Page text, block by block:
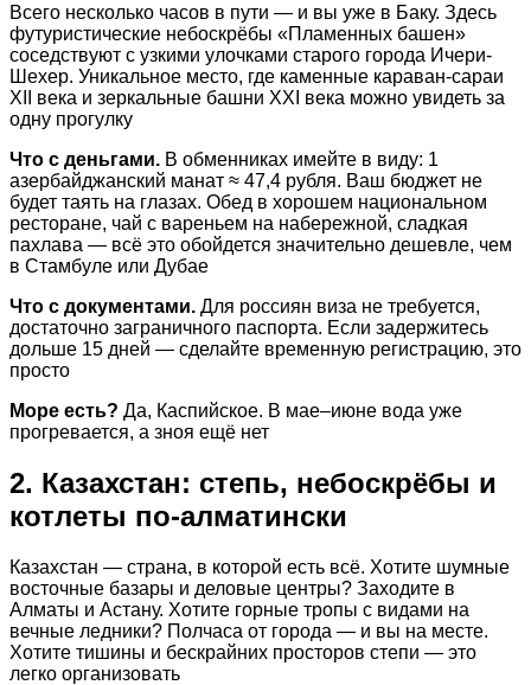
Всего несколько часов в пути — и вы уже в Баку. Здесь
футуристические небоскрёбы «Пламенных башен»
соседствуют с узкими улочками старого города Ичери-
Шехер. Уникальное место, где каменные караван-сараи
XII века и зеркальные башни XXI века можно увидеть за
одну прогулку
Что с деньгами. В обменниках имейте в виду: 1
азербайджанский манат ≈ 47,4 рубля. Ваш бюджет не
будет таять на глазах. Обед в хорошем национальном
ресторане, чай с вареньем на набережной, сладкая
пахлава — всё это обойдется значительно дешевле, чем
в Стамбуле или Дубае
Что с документами. Для россиян виза не требуется,
достаточно заграничного паспорта. Если задержитесь
дольше 15 дней — сделайте временную регистрацию, это
просто
Море есть? Да, Каспийское. В мае–июне вода уже
прогревается, а зноя ещё нет
2. Казахстан: степь, небоскрёбы и
котлеты по-алматински
Казахстан — страна, в которой есть всё. Хотите шумные
восточные базары и деловые центры? Заходите в
Алматы и Астану. Хотите горные тропы с видами на
вечные ледники? Полчаса от города — и вы на месте.
Хотите тишины и бескрайних просторов степи — это
легко организовать